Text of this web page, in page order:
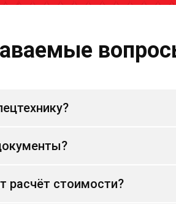
расчёт стоимости?